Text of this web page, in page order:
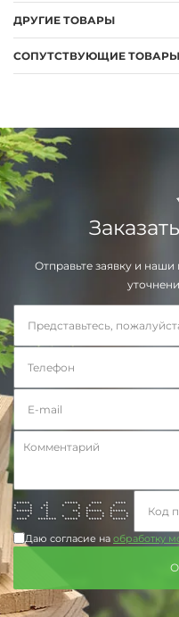
ДРУГИЕ ТОВАРЫ
СОПУТСТВУЮЩИЕ ТОВАРЫ
Отправьте заявку и
***** * ***** **** ****
* * ** * * * *
* * * * * * *
****** * ** ****** ******
* * * * * * *
* * * * * * * *
**** ******* ***** ***** *****
Даю согласие на обработку